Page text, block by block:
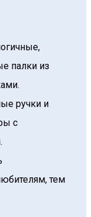
палки из
ручки и
с
тем